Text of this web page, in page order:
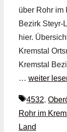
über Rohr im
Bezirk Steyr-
hier.
Kremstal
Kremstal
… weiter
4532,
Rohr im
Land